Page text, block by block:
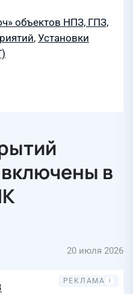
объектов НПЗ, ГПЗ,
, Установки
в
20 июля 2026